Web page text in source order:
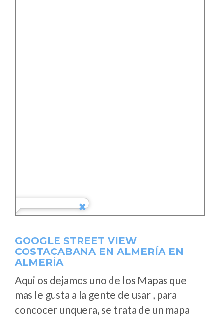
GOOGLE STREET VIEW
COSTACABANA EN ALMERÍA EN
ALMERÍA
Aqui os dejamos uno de los Mapas que
mas le gusta a la gente de usar , para
concocer unquera, se trata de un mapa